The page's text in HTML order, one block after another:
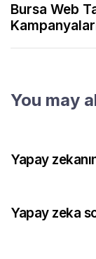
Bursa Web
You may
Yapay
Yapay zeka